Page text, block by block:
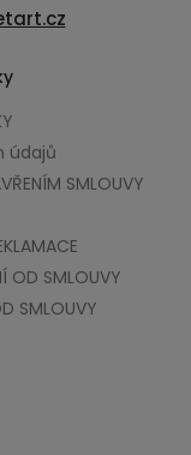
údajů
SMLOUVY
OD SMLOUVY
SMLOUVY